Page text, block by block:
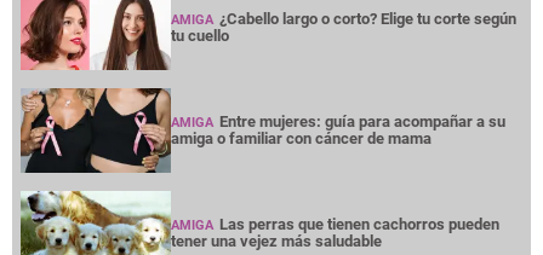
AMIGA ¿Cabello largo o corto? Elige tu corte según
tu cuello
AMIGA Entre mujeres: guía para acompañar a su
amiga o familiar con cáncer de mama
AMIGA Las perras que tienen cachorros pueden
tener una vejez más saludable